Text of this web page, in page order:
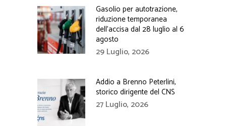
Gasolio per autotrazione,
riduzione temporanea
dell’accisa dal 28 luglio al 6
agosto
29 Luglio, 2026
Addio a Brenno Peterlini,
storico dirigente del CNS
27 Luglio, 2026